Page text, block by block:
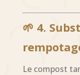
🌱 4.
Le compost